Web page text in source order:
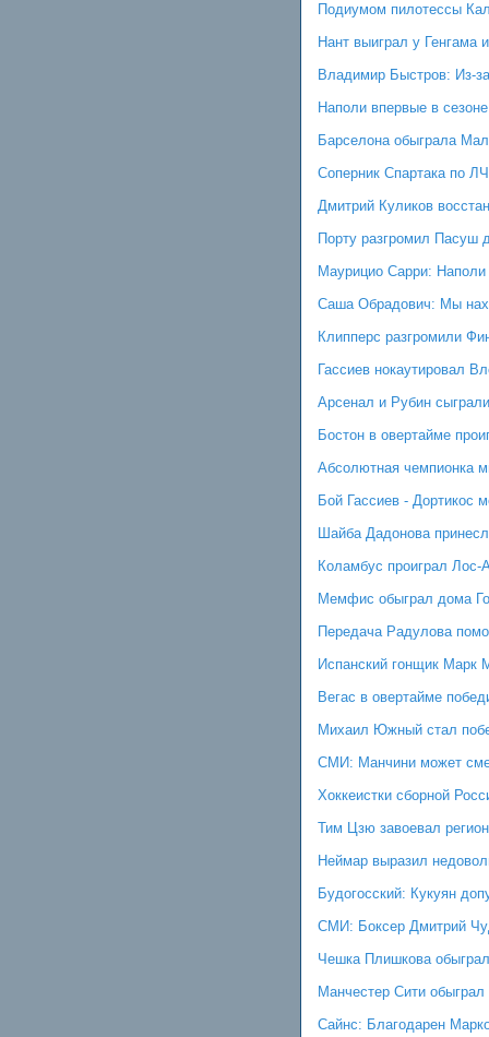
Подиумом пилотессы
Нант выиграл у Генгама
Владимир Быстров: Из-
Наполи впервые в
Барселона обыграла
Соперник Спартака по
Дмитрий Куликов
Порту разгромил Пасуш
Маурицио Сарри:
Саша Обрадович: Мы
Клипперс разгромили
Гассиев нокаутировал
Арсенал и Рубин
Бостон в овертайме
Абсолютная чемпионка
Бой Гассиев - Дортикос
Шайба Дадонова
Коламбус проиграл
Мемфис обыграл дома
Передача Радулова
Испанский гонщик Марк
Вегас в овертайме
Михаил Южный стал
СМИ: Манчини может
Хоккеистки сборной
Тим Цзю завоевал
Неймар выразил
Будогосский: Кукуян
СМИ: Боксер Дмитрий
Чешка Плишкова
Манчестер Сити
Сайнс: Благодарен